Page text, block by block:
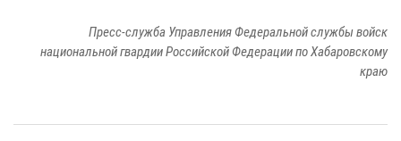
Пресс-служба Управления Федеральной службы войск
национальной гвардии Российской Федерации по Хабаровскому
краю